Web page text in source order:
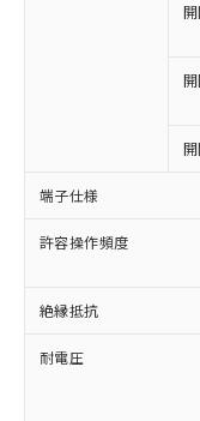
端子仕様
許容操作頻度
絶縁抵抗
耐電圧
以下の条件
ご利用くだ
本サ
商品
(税抜
当社
本サ
こと
在庫
記載
タに
覧さ
準価
対応予定な
非含有に非
定はありま
調査・確認
非含有の対
非該当品：
害物質有無
仕入先様の
いたものが
むを得ず変
六価クロム
類(PBB)
「○」：最
基準値以下
「×」：最
基準値を超
「－」：未
*中国RoHS10
Pb(鉛)
Cr(Ⅵ)(六価クロ
当社
為替
（以
また
国政
可)を